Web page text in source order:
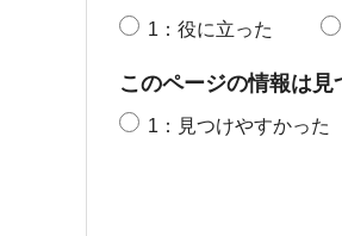
1：役に立った
このページの情報は見
1：見つけやすかった